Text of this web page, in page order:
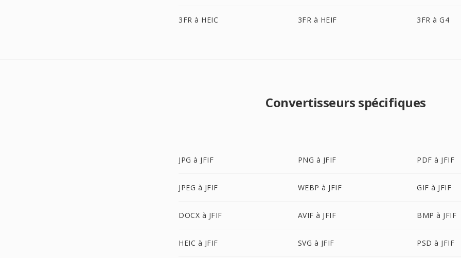
3FR à HEIC 3FR à HEIF 3FR à G4
Convertisseurs spécifiques
JPG à JFIF PNG à JFIF PDF à JFIF
JPEG à JFIF WEBP à JFIF GIF à JFIF
DOCX à JFIF AVIF à JFIF BMP à JFIF
HEIC à JFIF SVG à JFIF PSD à JFIF